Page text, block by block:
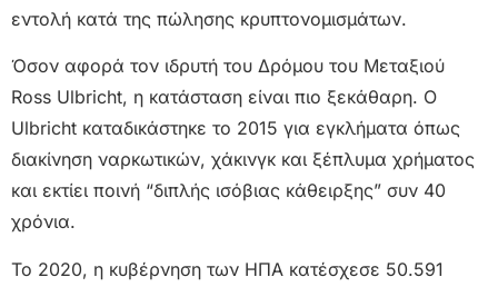
εντολή κατά της πώλησης κρυπτονομισμάτων.
Όσον αφορά τον ιδρυτή του Δρόμου του Μεταξιού
Ross Ulbricht, η κατάσταση είναι πιο ξεκάθαρη. Ο
Ulbricht καταδικάστηκε το 2015 για εγκλήματα όπως
διακίνηση ναρκωτικών, χάκινγκ και ξέπλυμα χρήματος
και εκτίει ποινή “διπλής ισόβιας κάθειρξης” συν 40
χρόνια.
Το 2020, η κυβέρνηση των ΗΠΑ κατέσχεσε 50.591